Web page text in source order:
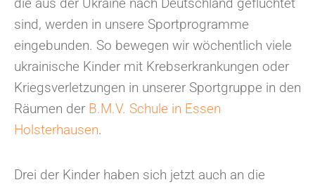
sind, werden in unsere Sportprogramme
eingebunden. So bewegen wir wöchentlich viele
ukrainische Kinder mit Krebserkrankungen oder
Kriegsverletzungen in unserer Sportgruppe in den
Räumen der B.M.V. Schule in Essen
Holsterhausen.
Drei der Kinder haben sich jetzt auch an die